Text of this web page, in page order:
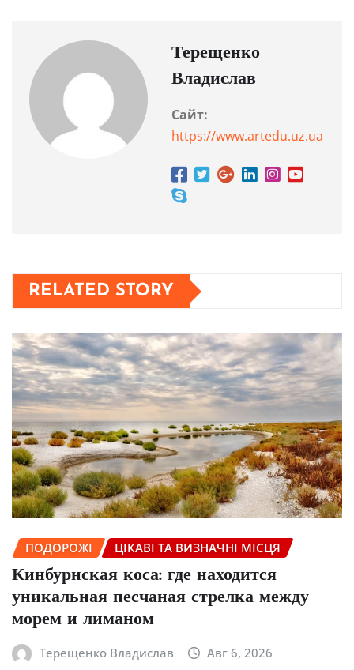
Терещенко
Владислав
Сайт:
https://www.artedu.uz.ua
RELATED STORY
ПОДОРОЖІ ЦІКАВІ ТА ВИЗНАЧНІ МІСЦЯ
Кинбурнская коса: где находится
уникальная песчаная стрелка между
морем и лиманом
Терещенко Владислав Авг 6, 2026